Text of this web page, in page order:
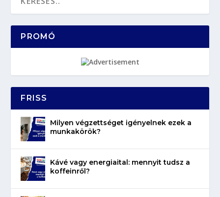
PROMÓ
FRISS
Milyen végzettséget igényelnek ezek a
munkakörök?
Kávé vagy energiaital: mennyit tudsz a
koffeinről?